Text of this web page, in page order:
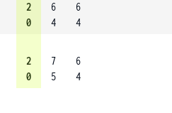
2
0
6
4
6
4
2
0
7
5
6
4